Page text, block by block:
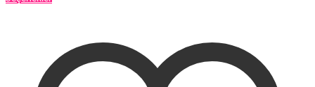
varyasyonu
var.
Seçenekler
ürün